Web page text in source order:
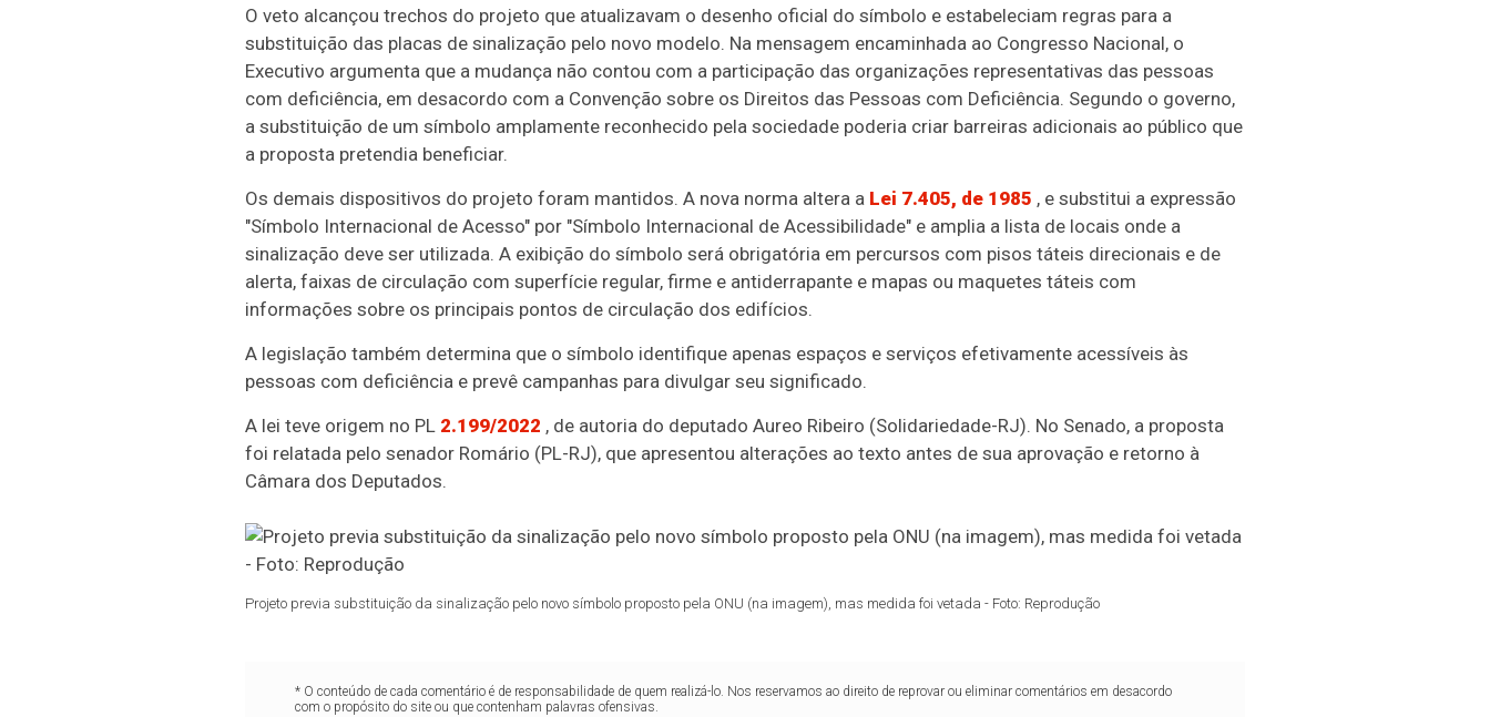
O veto alcançou trechos do projeto que atualizavam o desenho oficial do símbolo e estabeleciam regras para a
substituição das placas de sinalização pelo novo modelo. Na mensagem encaminhada ao Congresso Nacional, o
Executivo argumenta que a mudança não contou com a participação das organizações representativas das pessoas
com deficiência, em desacordo com a Convenção sobre os Direitos das Pessoas com Deficiência. Segundo o governo,
a substituição de um símbolo amplamente reconhecido pela sociedade poderia criar barreiras adicionais ao público que
a proposta pretendia beneficiar.
Os demais dispositivos do projeto foram mantidos. A nova norma altera a Lei 7.405, de 1985 , e substitui a expressão
"Símbolo Internacional de Acesso" por "Símbolo Internacional de Acessibilidade" e amplia a lista de locais onde a
sinalização deve ser utilizada. A exibição do símbolo será obrigatória em percursos com pisos táteis direcionais e de
alerta, faixas de circulação com superfície regular, firme e antiderrapante e mapas ou maquetes táteis com
informações sobre os principais pontos de circulação dos edifícios.
A legislação também determina que o símbolo identifique apenas espaços e serviços efetivamente acessíveis às
pessoas com deficiência e prevê campanhas para divulgar seu significado.
A lei teve origem no PL 2.199/2022 , de autoria do deputado Aureo Ribeiro (Solidariedade-RJ). No Senado, a proposta
foi relatada pelo senador Romário (PL-RJ), que apresentou alterações ao texto antes de sua aprovação e retorno à
Câmara dos Deputados.
Projeto previa substituição da sinalização pelo novo símbolo proposto pela ONU (na imagem), mas medida foi vetada - Foto: Reprodução
* O conteúdo de cada comentário é de responsabilidade de quem realizá-lo. Nos reservamos ao direito de reprovar ou eliminar comentários em desacordo
com o propósito do site ou que contenham palavras ofensivas.